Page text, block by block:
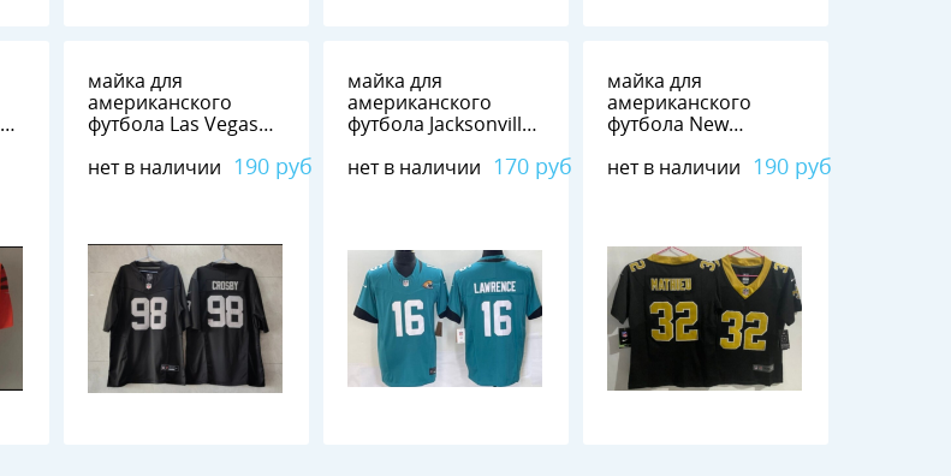
майка для
американского
футбола Las Vegas
нет в наличии 190 руб
майка для
американского
футбола Jacksonville
LAWRENCE
нет в наличии 170 руб
майка для
американского
футбола New
MATHIUE
нет в наличии 190 руб